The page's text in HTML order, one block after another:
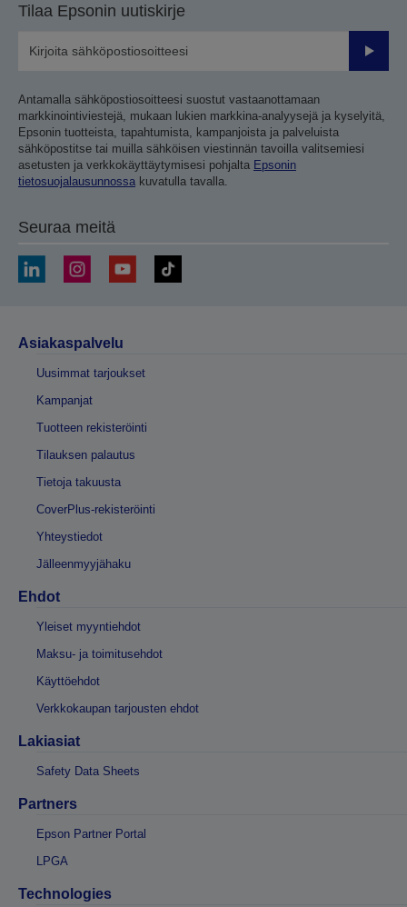
Tilaa Epsonin uutiskirje
Lähetä
Antamalla sähköpostiosoitteesi suostut vastaanottamaan
markkinointiviestejä, mukaan lukien markkina-analyysejä ja kyselyitä,
Epsonin tuotteista, tapahtumista, kampanjoista ja palveluista
sähköpostitse tai muilla sähköisen viestinnän tavoilla valitsemiesi
asetusten ja verkkokäyttäytymisesi pohjalta Epsonin
tietosuojalausunnossa kuvatulla tavalla.
Seuraa meitä
Asiakaspalvelu
Uusimmat tarjoukset
Kampanjat
Tuotteen rekisteröinti
Tilauksen palautus
Tietoja takuusta
CoverPlus-rekisteröinti
Yhteystiedot
Jälleenmyyjähaku
Ehdot
Yleiset myyntiehdot
Maksu- ja toimitusehdot
Käyttöehdot
Verkkokaupan tarjousten ehdot
Lakiasiat
Safety Data Sheets
Partners
Epson Partner Portal
LPGA
Technologies